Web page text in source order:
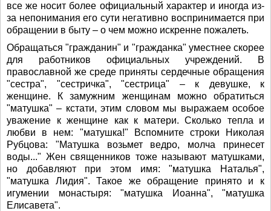
все же носит более официальный характер и иногда из-
за непонимания его сути негативно воспринимается при
обращении в быту – о чем можно искренне пожалеть.
Обращаться "гражданин" и "гражданка" уместнее скорее
для работников официальных учреждений. В
православной же среде приняты сердечные обращения
"сестра", "сестричка", "сестрица" – к девушке, к
женщине. К замужним женщинам можно обратиться
"матушка" – кстати, этим словом мы выражаем особое
уважение к женщине как к матери. Сколько тепла и
любви в нем: "матушка!" Вспомните строки Николая
Рубцова: "Матушка возьмет ведро, молча принесет
воды..." Жен священников тоже называют матушками,
но добавляют при этом имя: "матушка Наталья",
"матушка Лидия". Такое же обращение принято и к
игумении монастыря: "матушка Иоанна", "матушка
Елисавета".